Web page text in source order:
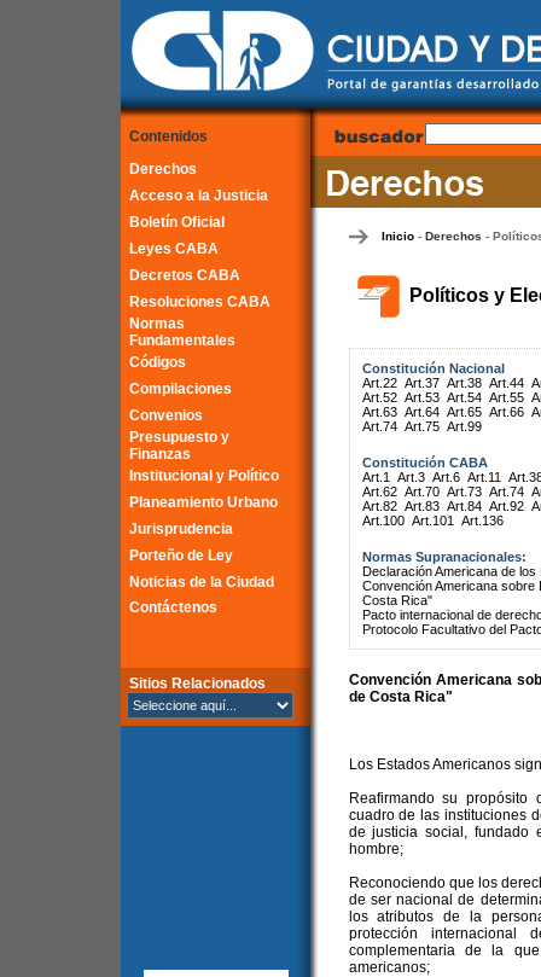
Contenidos
Derechos
Acceso a la Justicia
Boletín Oficial
Leyes CABA
Decretos CABA
Resoluciones CABA
Normas
Fundamentales
Códigos
Compilaciones
Convenios
Presupuesto y
Finanzas
Institucional y Político
Planeamiento Urbano
Jurisprudencia
Porteño de Ley
Noticias de la Ciudad
Contáctenos
Sitios Relacionados
Inicio- Derechos -
Políticos y
Constitución Nacional
Art.22 Art.37 Art.38 Art.44
Art.52 Art.53 Art.54 Art.55
Art.63 Art.64 Art.65 Art.66
Art.74 Art.75 Art.99
Constitución CABA
Art.1
Art.3 Art.6 Art.11
Art.62 Art.70 Art.73 Art.74
Art.82 Art.83 Art.84 Art.92
Art.100 Art.101 Art.136
Normas Supranacionales:
Declaración Americana de
Convención Americana
Costa Rica"
Pacto internacional de
Protocolo Facultativo del
Convención Americana
de Costa Rica"
Los Estados Americanos
Reafirmando su
cuadro de las instituciones
de justicia social, fundado
hombre;
Reconociendo que los
de ser nacional de
los atributos de la
protección internacional
complementaria de la
americanos;